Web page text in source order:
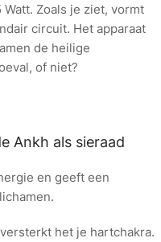
Zoals je ziet, vormt
circuit. Het apparaat
de heilige
of niet?
Ankh als sieraad
en geeft een
het je hartchakra.